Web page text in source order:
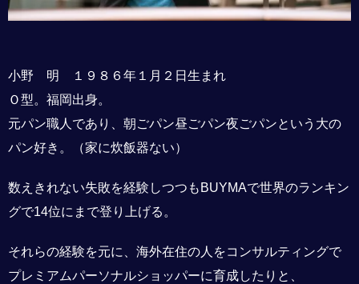
小野 明 １９８６年１月２日生まれ
Ｏ型。福岡出身。
元パン職人であり、朝ごパン昼ごパン夜ごパンという大の
パン好き。（家に炊飯器ない）
数えきれない失敗を経験しつつもBUYMAで世界のランキン
グで14位にまで登り上げる。
それらの経験を元に、海外在住の人をコンサルティングで
プレミアムパーソナルショッパーに育成したりと、